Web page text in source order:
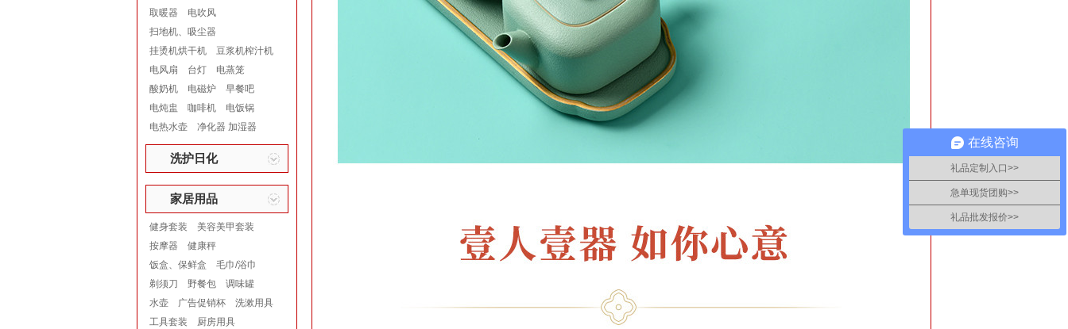
取暖器
电吹风
扫地机、吸尘器
挂烫机烘干机
豆浆机榨汁机
电风扇
台灯
电蒸笼
酸奶机
电磁炉
早餐吧
电炖盅
咖啡机
电饭锅
电热水壶
净化器 加湿器
洗护日化
家居用品
健身套装
美容美甲套装
按摩器
健康秤
饭盒、保鲜盒
毛巾/浴巾
剃须刀
野餐包
调味罐
水壶
广告促销杯
洗漱用具
工具套装
厨房用具
在线咨询
礼品定制入口>>
急单现货团购>>
礼品批发报价>>